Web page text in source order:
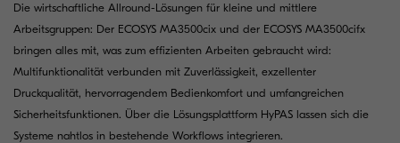
Die wirtschaftliche Allround-Lösungen für kleine und mittlere
Arbeitsgruppen: Der ECOSYS MA3500cix und der ECOSYS MA3500cifx
bringen alles mit, was zum effizienten Arbeiten gebraucht wird:
Multifunktionalität verbunden mit Zuverlässigkeit, exzellenter
Druckqualität, hervorragendem Bedienkomfort und umfangreichen
Sicherheitsfunktionen. Über die Lösungsplattform HyPAS lassen sich die
Systeme nahtlos in bestehende Workflows integrieren.